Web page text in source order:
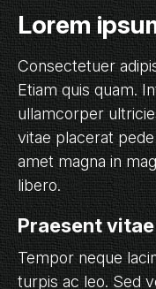
Lorem
Consectetuer
Etiam quis quam.
ullamcorper
vitae placerat
amet magna in
libero.
Praesent
Tempor neque
turpis ac leo. Sed